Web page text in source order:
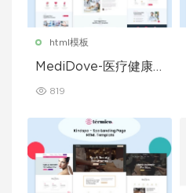
html模板
MediDove-医疗健康H
819